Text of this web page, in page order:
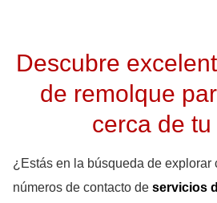
Descubre
de remolque
cerca de
¿Estás en la búsqueda de explorar
números de contacto de servicios